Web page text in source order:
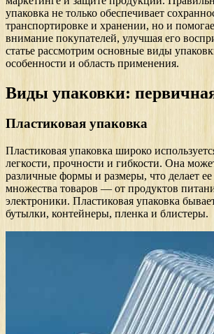
упаковка не только обеспечивает
транспортировке и хранении, но и
внимание покупателей, улучшая его
статье рассмотрим основные виды
особенности и область применения.
Виды упаковки:
Пластиковая упаковка
Пластиковая упаковка широко
легкости, прочности и гибкости. Она
различные формы и размеры, что делает
множества товаров — от продуктов
электроники. Пластиковая упаковка
бутылки, контейнеры, пленка и блистеры.